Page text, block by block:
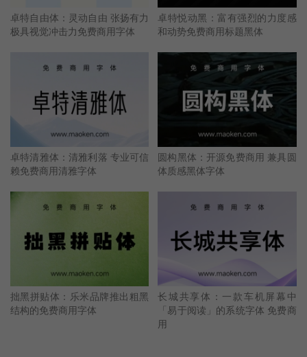
卓特自由体：灵动自由 张扬有力
极具视觉冲击力免费商用字体
卓特悦动黑：富有强烈的力度感
和动势免费商用标题黑体
卓特清雅体：清雅利落 专业可信
赖免费商用清雅字体
圆构黑体：开源免费商用 兼具圆
体质感黑体字体
拙黑拼贴体：乐米品牌推出粗黑
结构的免费商用字体
长城共享体：一款车机屏幕中
「易于阅读」的系统字体 免费商
用